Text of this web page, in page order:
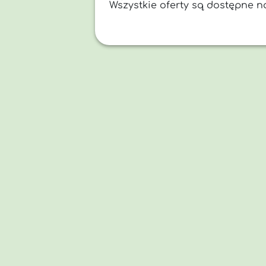
Wszystkie oferty są dostępne